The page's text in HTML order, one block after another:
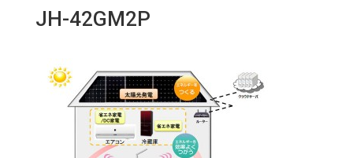
JH-42GM2P